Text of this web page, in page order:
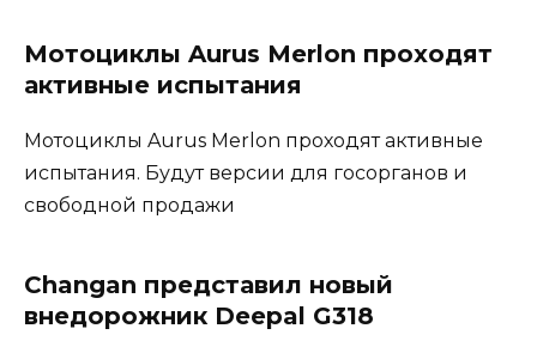
Мотоциклы Aurus Merlon проходят
активные испытания
Мотоциклы Aurus Merlon проходят активные
испытания. Будут версии для госорганов и
свободной продажи
Changan представил новый
внедорожник Deepal G318